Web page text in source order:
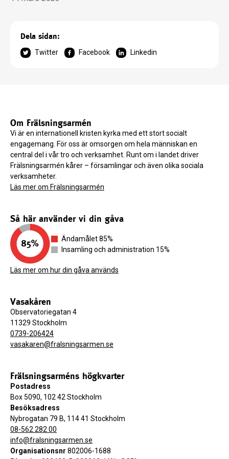
Dela sidan:
Twitter Facebook Linkedin
Om Frälsningsarmén
Vi är en internationell kristen kyrka med ett stort socialt
engagemang. För oss är omsorgen om hela människan en
central del i vår tro och verksamhet. Runt om i landet driver
Frälsningsarmén kårer – församlingar och även olika sociala
verksamheter.
Läs mer om Frälsningsarmén
Så här använder vi din gåva
Ändamålet 85%
Insamling och administration 15%
Läs mer om hur din gåva används
Vasakåren
Observatoriegatan 4
11329 Stockholm
0739-206424
vasakaren@fralsningsarmen.se
Frälsningsarméns högkvarter
Postadress
Box 5090, 102 42 Stockholm
Besöksadress
Nybrogatan 79 B, 114 41 Stockholm
08-562 282 00
info@fralsningsarmen.se
Organisationsnr 802006-1688